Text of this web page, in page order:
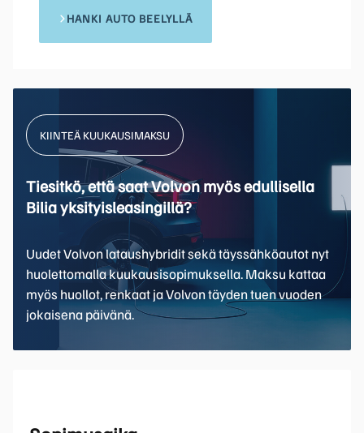
HANKI AUTO BEELYLLÄ
KIINTEÄ KUUKAUSIMAKSU
Tiesitkö, että saat Volvon myös edullisella
Bilia yksityisleasingillä?
Uudet Volvon lataushybridit sekä täyssähköautot nyt
huolettomalla kuukausisopimuksella. Maksu kattaa
myös huollot, renkaat ja Volvon täyden tuen vuoden
jokaisena päivänä.